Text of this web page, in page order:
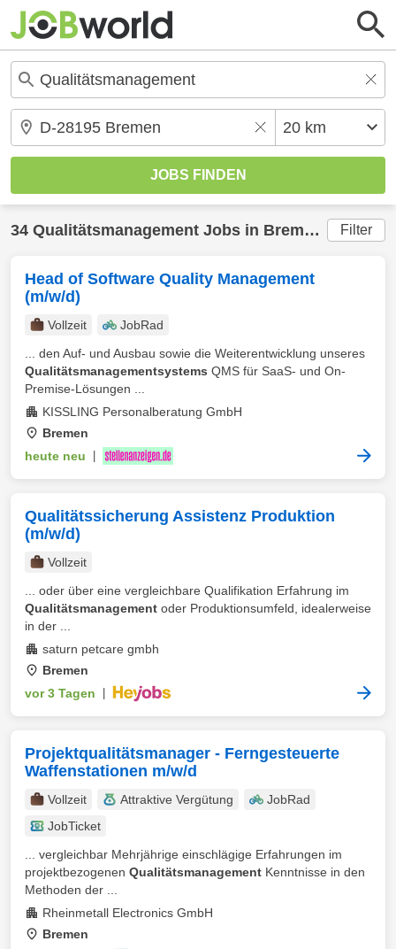
34 Qualitätsmanagement Jobs in Bremen (20 km)
Filter
Head of Software Quality Management
(m/w/d)
Vollzeit
JobRad
... den Auf- und Ausbau sowie die Weiterentwicklung unseres
Qualitätsmanagementsystems QMS für SaaS- und On-
Premise-Lösungen ...
KISSLING Personalberatung GmbH
Bremen
heute neu
Qualitätssicherung Assistenz Produktion
(m/w/d)
Vollzeit
... oder über eine vergleichbare Qualifikation Erfahrung im
Qualitätsmanagement oder Produktionsumfeld, idealerweise
in der ...
saturn petcare gmbh
Bremen
vor 3 Tagen
Projektqualitätsmanager - Ferngesteuerte
Waffenstationen m/w/d
Vollzeit Attraktive Vergütung
JobRad
JobTicket
... vergleichbar Mehrjährige einschlägige Erfahrungen im
projektbezogenen Qualitätsmanagement Kenntnisse in den
Methoden der ...
Rheinmetall Electronics GmbH
Bremen